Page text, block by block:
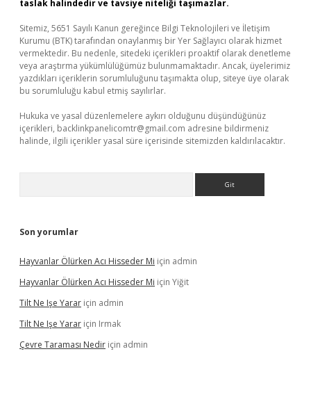
taslak halindedir ve tavsiye niteliği taşımazlar.
Sitemiz, 5651 Sayılı Kanun gereğince Bilgi Teknolojileri ve İletişim
Kurumu (BTK) tarafından onaylanmış bir Yer Sağlayıcı olarak hizmet
vermektedir. Bu nedenle, sitedeki içerikleri proaktif olarak denetleme
veya araştırma yükümlülüğümüz bulunmamaktadır. Ancak, üyelerimiz
yazdıkları içeriklerin sorumluluğunu taşımakta olup, siteye üye olarak
bu sorumluluğu kabul etmiş sayılırlar.
Hukuka ve yasal düzenlemelere aykırı olduğunu düşündüğünüz
içerikleri, backlinkpanelicomtr@gmail.com adresine bildirmeniz
halinde, ilgili içerikler yasal süre içerisinde sitemizden kaldırılacaktır.
Son yorumlar
Hayvanlar Ölürken Acı Hisseder Mi için admin
Hayvanlar Ölürken Acı Hisseder Mi için Yiğit
Tilt Ne Işe Yarar için admin
Tilt Ne Işe Yarar için Irmak
Çevre Taraması Nedir için admin